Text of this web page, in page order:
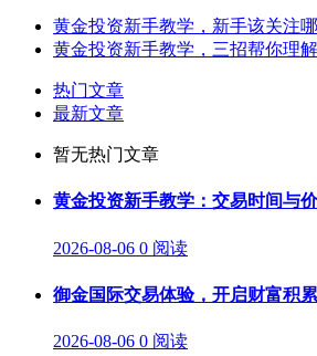
黄金投资新手教学，新手该关注
黄金投资新手教学，三招帮你理
热门文章
最新文章
暂无热门文章
黄金投资新手教学：交易时间与
2026-08-06 0 阅读
御金国际交易体验，开启财富积
2026-08-06 0 阅读